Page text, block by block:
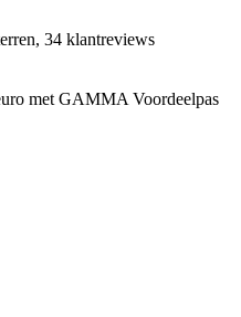
34 klantreviews
met GAMMA Voordeelpas